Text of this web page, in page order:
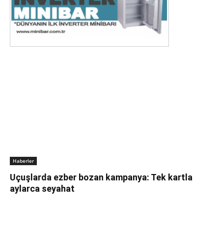
Haberler
Uçuşlarda ezber bozan kampanya: Tek kartla
aylarca seyahat